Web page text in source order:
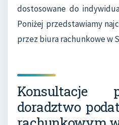
dostosowane do
Poniżej przedstawiamy
przez biura rachunkowe w
Konsultacje
doradztwo